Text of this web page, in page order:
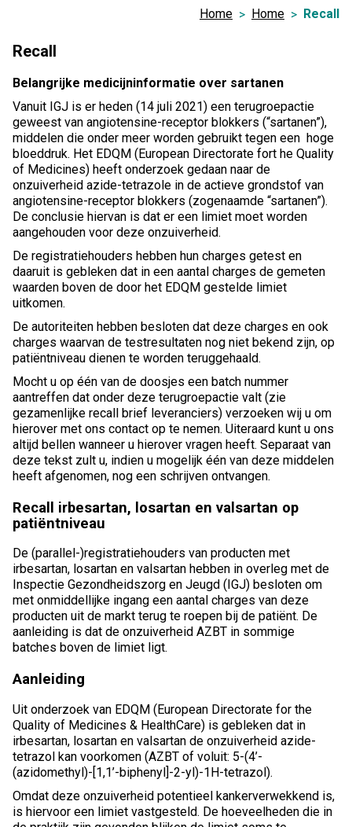
Home Home Recall
Recall
Belangrijke medicijninformatie over sartanen
Vanuit IGJ is er heden (14 juli 2021) een terugroepactie
geweest van angiotensine-receptor blokkers (“sartanen”),
middelen die onder meer worden gebruikt tegen een hoge
bloeddruk. Het EDQM (European Directorate fort he Quality
of Medicines) heeft onderzoek gedaan naar de
onzuiverheid azide-tetrazole in de actieve grondstof van
angiotensine-receptor blokkers (zogenaamde “sartanen”).
De conclusie hiervan is dat er een limiet moet worden
aangehouden voor deze onzuiverheid.
De registratiehouders hebben hun charges getest en
daaruit is gebleken dat in een aantal charges de gemeten
waarden boven de door het EDQM gestelde limiet
uitkomen.
De autoriteiten hebben besloten dat deze charges en ook
charges waarvan de testresultaten nog niet bekend zijn, op
patiëntniveau dienen te worden teruggehaald.
Mocht u op één van de doosjes een batch nummer
aantreffen dat onder deze terugroepactie valt (zie
gezamenlijke recall brief leveranciers) verzoeken wij u om
hierover met ons contact op te nemen. Uiteraard kunt u ons
altijd bellen wanneer u hierover vragen heeft. Separaat van
deze tekst zult u, indien u mogelijk één van deze middelen
heeft afgenomen, nog een schrijven ontvangen.
Recall irbesartan, losartan en valsartan op
patiëntniveau
De (parallel-)registratiehouders van producten met
irbesartan, losartan en valsartan hebben in overleg met de
Inspectie Gezondheidszorg en Jeugd (IGJ) besloten om
met onmiddellijke ingang een aantal charges van deze
producten uit de markt terug te roepen bij de patiënt. De
aanleiding is dat de onzuiverheid AZBT in sommige
batches boven de limiet ligt.
Aanleiding
Uit onderzoek van EDQM (European Directorate for the
Quality of Medicines & HealthCare) is gebleken dat in
irbesartan, losartan en valsartan de onzuiverheid azide-
tetrazol kan voorkomen (AZBT of voluit: 5-(4’-
(azidomethyl)-[1,1’-biphenyl]-2-yl)-1H-tetrazol).
Omdat deze onzuiverheid potentieel kankerverwekkend is,
is hiervoor een limiet vastgesteld. De hoeveelheden die in